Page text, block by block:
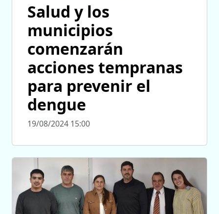
Salud y los
municipios
comenzarán
acciones tempranas
para prevenir el
dengue
19/08/2024 15:00